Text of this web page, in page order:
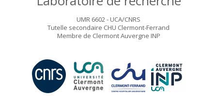
UMR 6602 - UCA/CNRS
Tutelle secondaire CHU Clermont-Ferrand
Membre de Clermont Auvergne INP